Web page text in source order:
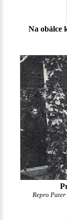
Na obálce
Repro